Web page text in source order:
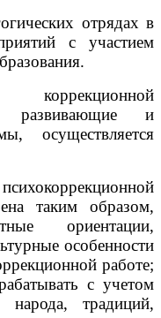
отрядах в
с участием
коррекционной
развивающие и
осуществляется
таким образом,
ориентации,
особенности
работе;
с учетом
народа, традиций,